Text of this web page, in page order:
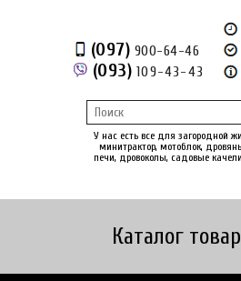
Отложенные товары (0)
(097) 900-64-46
(093) 109-43-43
У нас есть все для загородной
минитрактор, мотоблок,
печи, дровоколы, садовые
Каталог